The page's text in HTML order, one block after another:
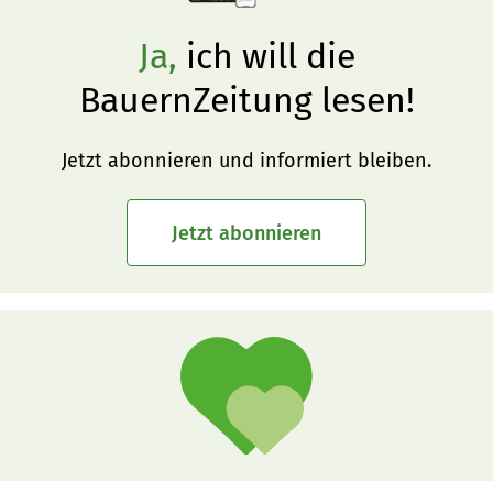
Ja, ich will die
BauernZeitung lesen!
Jetzt abonnieren und informiert bleiben.
Jetzt abonnieren